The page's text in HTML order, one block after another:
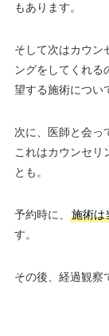
もあります。
そして次はカウン
ングをしてくれる
望する施術につい
次に、医師と会っ
これはカウンセリ
とも。
予約時に、 施術は
す。
その後、経過観察